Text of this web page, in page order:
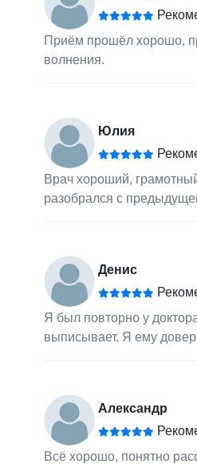
Приём прошёл хорошо,
волнения.
Юлия
Врач хороший,
разобрался с
Денис
Я был повторно у
выписывает. Я ему
Александр
Всё хорошо, понятно